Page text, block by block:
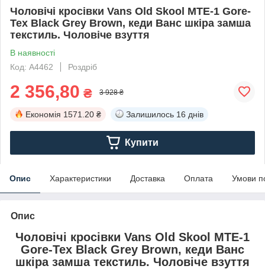
Чоловічі кросівки Vans Old Skool MTE-1 Gore-
Tex Black Grey Brown, кеди Ванс шкіра замша
текстиль. Чоловіче взуття
В наявності
Код: А4462
Роздріб
2 356,80 ₴ 3 928 ₴
Економія 1571.20 ₴ Залишилось 16 днів
Купити
Опис Характеристики Доставка Оплата Умови
Опис
Чоловічі кросівки Vans Old Skool MTE-1
Gore-Tex Black Grey Brown, кеди Ванс
шкіра замша текстиль. Чоловіче взуття